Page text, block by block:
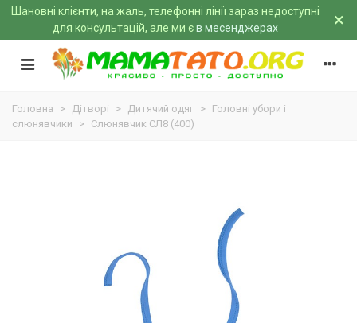
Шановні клієнти, на жаль, телефонні лінії зараз недоступні
для консультацій, але ми єв месенджерах ×
Головна > Дітворі > Дитячий одяг > Головні убори і
слюнявчики
> Слюнявчик СЛ8 (400)